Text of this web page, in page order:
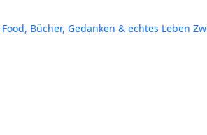
Food, Bücher, Gedanken & echtes Leben